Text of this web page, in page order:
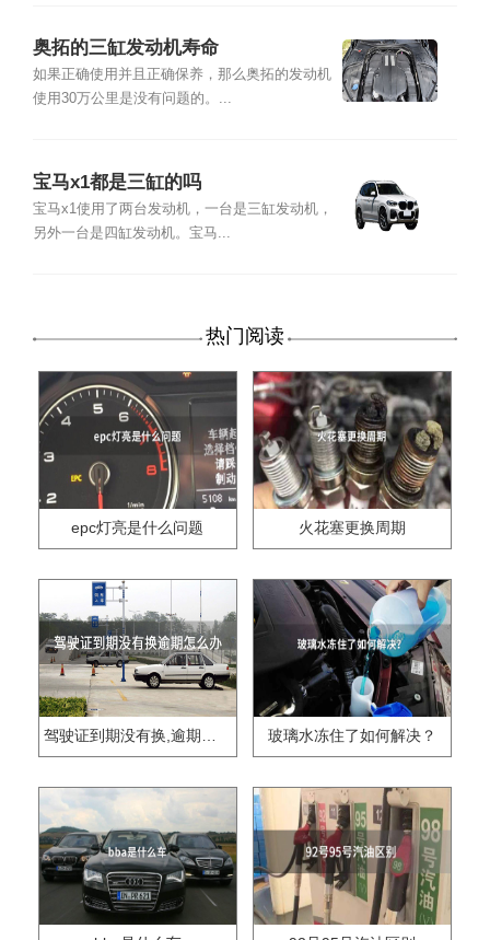
奥拓的三缸发动机寿命
如果正确使用并且正确保养，那么奥拓的发动机
使用30万公里是没有问题的。...
宝马x1都是三缸的吗
宝马x1使用了两台发动机，一台是三缸发动机，
另外一台是四缸发动机。宝马...
热门阅读
epc灯亮是什么问题 火花塞更换周期
驾驶证到期没有换,逾期怎么办?? 玻璃水冻住了如何解决？